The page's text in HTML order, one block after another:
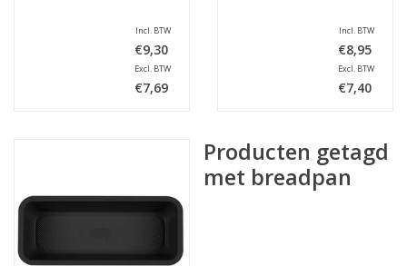
Incl. BTW
€9,30
Excl. BTW
€7,69
Incl. BTW
€8,95
Excl. BTW
€7,40
Producten getagd
met breadpan